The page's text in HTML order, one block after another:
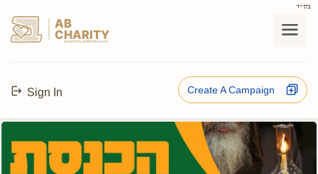
בס"ד
AB
CHARITY
powerd by ahblicklive.com
Sign In Create A Campaign